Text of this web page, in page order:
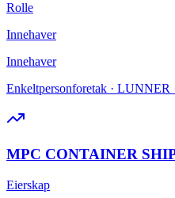
Rolle
Innehaver
Innehaver
Enkeltpersonforetak · LUNNER
MPC CONTAINER
Eierskap